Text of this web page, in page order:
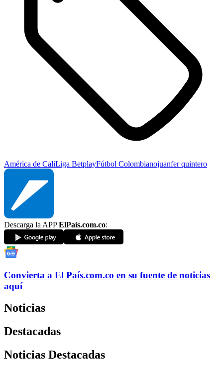
América de CaliLiga BetplayFútbol Colombianojuanfer quintero
Descarga la APPElPaís.com.co:
Convierta a El País.com.co en su fuente de noticias
aquí
Noticias
Destacadas
Noticias Destacadas